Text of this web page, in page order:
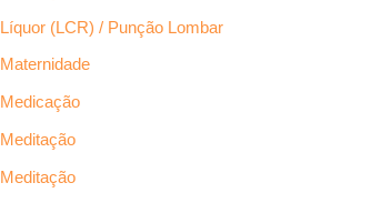
Líquor (LCR) / Punção Lombar
Maternidade
Medicação
Meditação
Meditação